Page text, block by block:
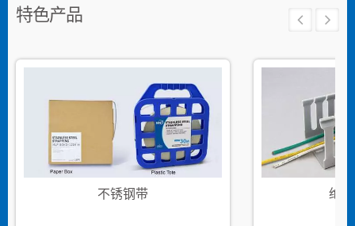
特色产品
不锈钢带 绝